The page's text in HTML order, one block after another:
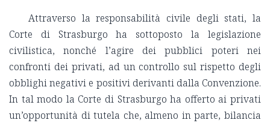
Attraverso la responsabilità civile degli stati, la
Corte di Strasburgo ha sottoposto la legislazione
civilistica, nonché l’agire dei pubblici poteri nei
confronti dei privati, ad un controllo sul rispetto degli
obblighi negativi e positivi derivanti dalla Convenzione.
In tal modo la Corte di Strasburgo ha offerto ai privati
un’opportunità di tutela che, almeno in parte, bilancia